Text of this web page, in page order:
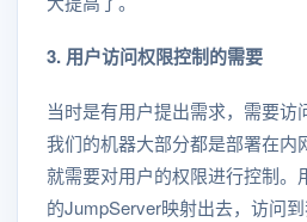
3. 用户访问权限控制的需要
当时是有用户提出需求，需要访
我们的机器大部分都是部署在内
就需要对用户的权限进行控制。
的JumpServer映射出去，访问